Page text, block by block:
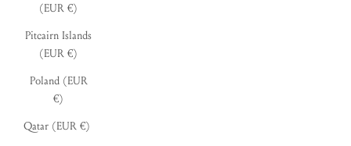
(EUR €)
Pitcairn Islands
(EUR €)
Poland (EUR
€)
Qatar (EUR €)